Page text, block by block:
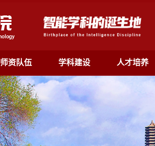
师资队伍 学科建设 人才培养